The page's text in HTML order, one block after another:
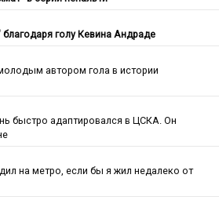
голу Кевина Андраде
автором гола в истории
быстро адаптировался в ЦСКА. Он
на метро, если бы я жил недалеко от